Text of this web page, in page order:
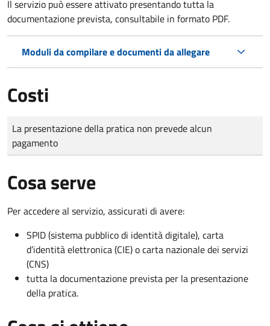
Il servizio può essere attivato presentando tutta la
documentazione prevista, consultabile in formato PDF.
Moduli da compilare e documenti da allegare
Costi
Tipo di pagamento
Importo
La presentazione della pratica non prevede alcun
pagamento
Cosa serve
Per accedere al servizio, assicurati di avere:
SPID (sistema pubblico di identità digitale), carta
d’identità elettronica (CIE) o carta nazionale dei servizi
(CNS)
tutta la documentazione prevista per la presentazione
della pratica.